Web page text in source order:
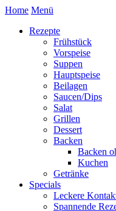
Home Menü
Rezepte
Frühstück
Vorspeise
Suppen
Hauptspeise
Beilagen
Saucen/Dips
Salat
Grillen
Dessert
Backen
Backen
Kuchen
Getränke
Specials
Leckere
Spannende